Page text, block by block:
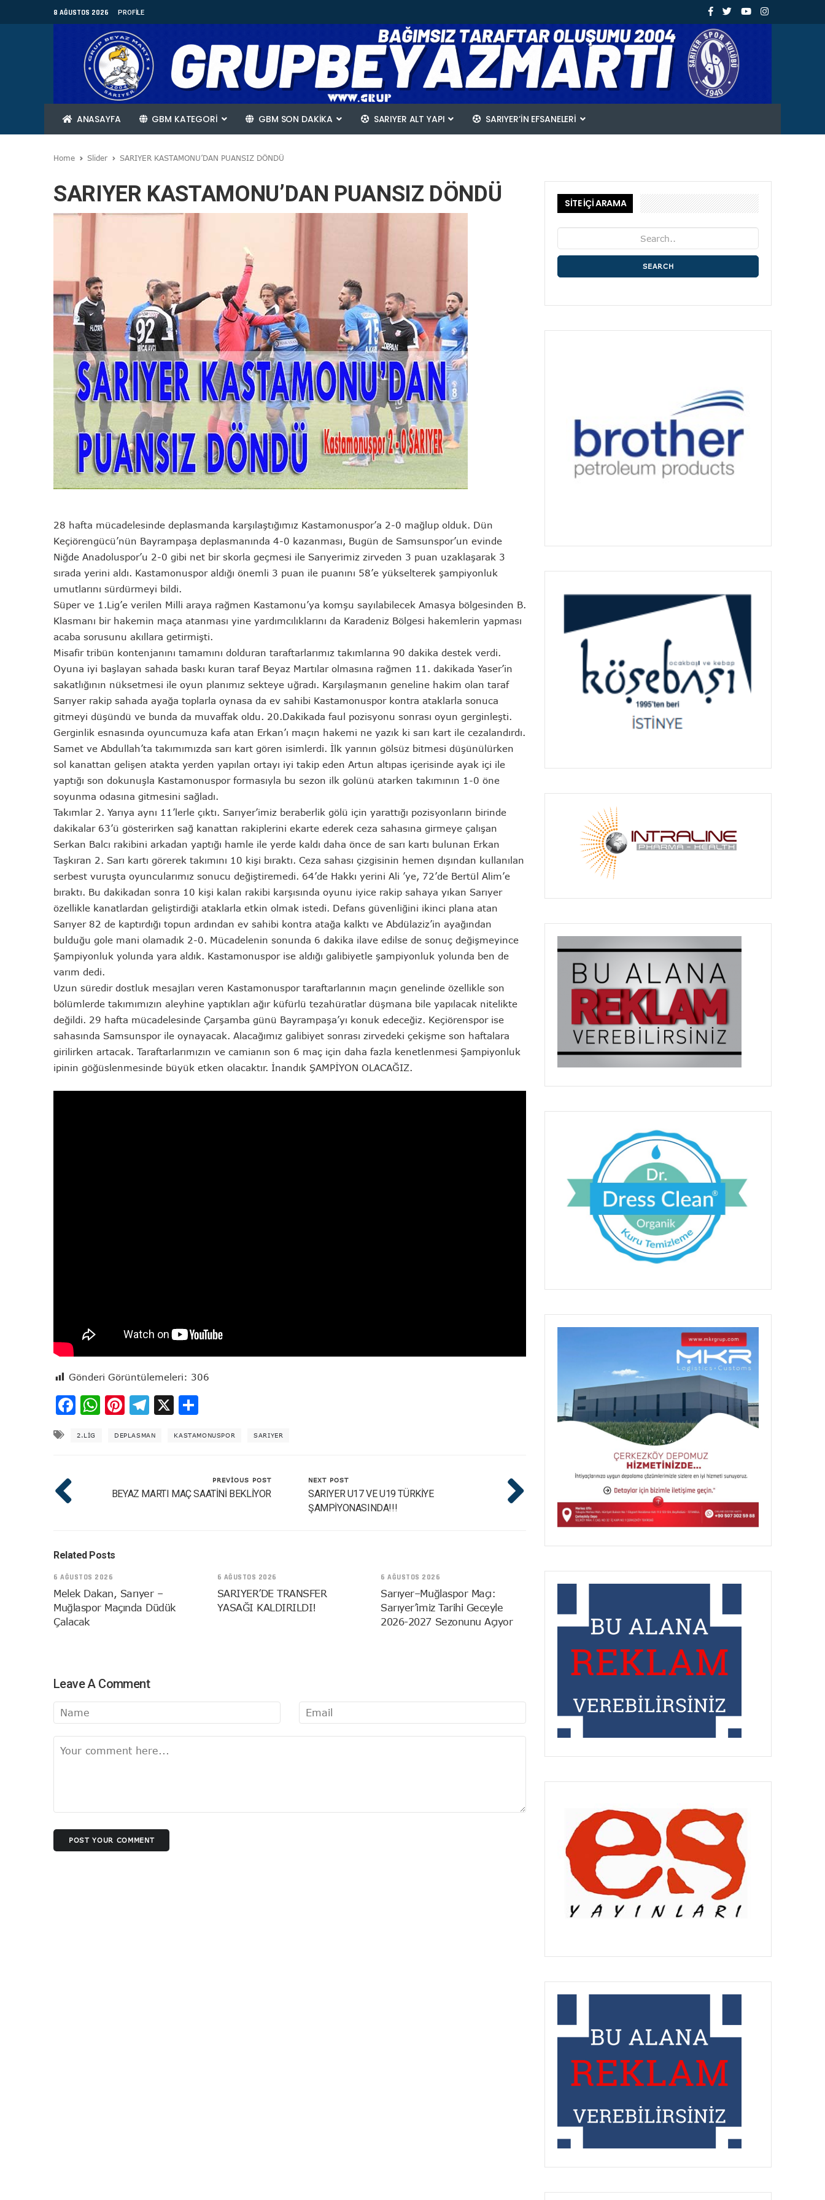
8 AĞUSTOS 2026 PROFILE
ANASAYFA GBM KATEGORİ GBM SON DAKİKA SARIYER ALT YAPI SARIYER’IN EFSANELERI
Home Slider SARIYER KASTAMONU’DAN PUANSIZ DÖNDÜ
SARIYER KASTAMONU’DAN PUANSIZ DÖNDÜ
28 hafta mücadelesinde deplasmanda karşılaştığımız Kastamonuspor’a 2-0 mağlup olduk. Dün
Keçiörengücü’nün Bayrampaşa deplasmanında 4-0 kazanması, Bugün de Samsunspor’un evinde
Niğde Anadoluspor’u 2-0 gibi net bir skorla geçmesi ile Sarıyerimiz zirveden 3 puan uzaklaşarak 3
sırada yerini aldı. Kastamonuspor aldığı önemli 3 puan ile puanını 58’e yükselterek şampiyonluk
umutlarını sürdürmeyi bildi.
Süper ve 1.Lig’e verilen Milli araya rağmen Kastamonu’ya komşu sayılabilecek Amasya bölgesinden B.
Klasmanı bir hakemin maça atanması yine yardımcılıklarını da Karadeniz Bölgesi hakemlerin yapması
acaba sorusunu akıllara getirmişti.
Misafir tribün kontenjanını tamamını dolduran taraftarlarımız takımlarına 90 dakika destek verdi.
Oyuna iyi başlayan sahada baskı kuran taraf Beyaz Martılar olmasına rağmen 11. dakikada Yaser’in
sakatlığının nüksetmesi ile oyun planımız sekteye uğradı. Karşılaşmanın geneline hakim olan taraf
Sarıyer rakip sahada ayağa toplarla oynasa da ev sahibi Kastamonuspor kontra ataklarla sonuca
gitmeyi düşündü ve bunda da muvaffak oldu. 20.Dakikada faul pozisyonu sonrası oyun gerginleşti.
Gerginlik esnasında oyuncumuza kafa atan Erkan’ı maçın hakemi ne yazık ki sarı kart ile cezalandırdı.
Samet ve Abdullah’ta takımımızda sarı kart gören isimlerdi. İlk yarının gölsüz bitmesi düşünülürken
sol kanattan gelişen atakta yerden yapılan ortayı iyi takip eden Artun altıpas içerisinde ayak içi ile
yaptığı son dokunuşla Kastamonuspor formasıyla bu sezon ilk golünü atarken takımının 1-0 öne
soyunma odasına gitmesini sağladı.
Takımlar 2. Yarıya aynı 11’lerle çıktı. Sarıyer’imiz beraberlik gölü için yarattığı pozisyonların birinde
dakikalar 63’ü gösterirken sağ kanattan rakiplerini ekarte ederek ceza sahasına girmeye çalışan
Serkan Balcı rakibini arkadan yaptığı hamle ile yerde kaldı daha önce de sarı kartı bulunan Erkan
Taşkıran 2. Sarı kartı görerek takımını 10 kişi bıraktı. Ceza sahası çizgisinin hemen dışından kullanılan
serbest vuruşta oyuncularımız sonucu değiştiremedi. 64’de Hakkı yerini Ali ’ye, 72’de Bertül Alim’e
bıraktı. Bu dakikadan sonra 10 kişi kalan rakibi karşısında oyunu iyice rakip sahaya yıkan Sarıyer
özellikle kanatlardan geliştirdiği ataklarla etkin olmak istedi. Defans güvenliğini ikinci plana atan
Sarıyer 82 de kaptırdığı topun ardından ev sahibi kontra atağa kalktı ve Abdülaziz’in ayağından
bulduğu gole mani olamadık 2-0. Mücadelenin sonunda 6 dakika ilave edilse de sonuç değişmeyince
Şampiyonluk yolunda yara aldık. Kastamonuspor ise aldığı galibiyetle şampiyonluk yolunda ben de
varım dedi.
Uzun süredir dostluk mesajları veren Kastamonuspor taraftarlarının maçın genelinde özellikle son
bölümlerde takımımızın aleyhine yaptıkları ağır küfürlü tezahüratlar düşmana bile yapılacak nitelikte
değildi. 29 hafta mücadelesinde Çarşamba günü Bayrampaşa’yı konuk edeceğiz. Keçiörenspor ise
sahasında Samsunspor ile oynayacak. Alacağımız galibiyet sonrası zirvedeki çekişme son haftalara
girilirken artacak. Taraftarlarımızın ve camianın son 6 maç için daha fazla kenetlenmesi Şampiyonluk
ipinin göğüslenmesinde büyük etken olacaktır. İnandık ŞAMPİYON OLACAĞIZ.
Gönderi Görüntülemeleri: 306
Facebook
WhatsApp
Pinterest
Telegram
X
2.LIG DEPLASMAN KASTAMONUSPOR SARIYER
PREVIOUS POST
BEYAZ MARTI MAÇ SAATİNİ BEKLİYOR
NEXT POST
SARIYER U17 VE U19 TÜRKİYE
ŞAMPİYONASINDA!!!
Related Posts
6 AĞUSTOS 2026
Melek Dakan, Sarıyer –
Muğlaspor Maçında Düdük
Çalacak
6 AĞUSTOS 2026
SARIYER’DE TRANSFER
YASAĞI KALDIRILDI!
6 AĞUSTOS 2026
Sarıyer–Muğlaspor Maçı:
Sarıyer’imiz Tarihi Geceyle
2026-2027 Sezonunu Açıyor
Leave A Comment
POST YOUR COMMENT
SİTE İÇİ ARAMA
SEARCH